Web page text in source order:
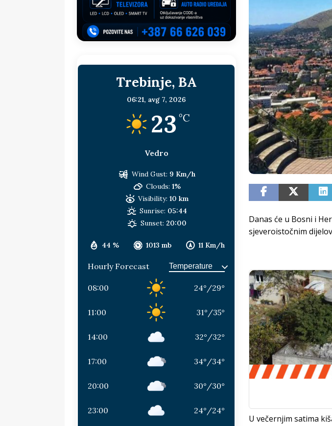
sljedeća meta!? BOSNA I HERCEGOVINA
[ 14. jul 2026. ] Budimiru je jako žao! REPUBLIKA SRPSKA
Dodik i Vučić nisu u sukobu, pogotovo nisu zbog Eleka
[ 11. jul 2026. ] Ako se povučemo i sve im prepustimo, ostaće nam samo
HERCEGOVINA
[ 9. jul 2026. ] RTRS-u blokirani svi računi REPUBLIKA SRPSKA
[ 30. jul 2026. ] Uhapšen bivši gradonačelnik Splita, Željko Kerum
Danas će u Bosni i
sjeveroistočnim
U večernjim satima
Trebinje, BA
06:21, avg 7, 2026
23 °C
Vedro
44 % 1013 mb 11 Km/h
Wind Gust: 9 Km/h
Clouds: 1%
Visibility: 10 km
Sunrise: 05:44
Sunset: 20:00
Hourly Forecast
08:00 24° /29°
11:00 31° /35°
14:00 32° /32°
17:00 34° /34°
20:00 30° /30°
23:00 24° /24°